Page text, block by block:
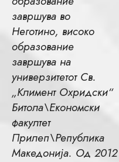
завршува во
Неготино, високо
образование
завршува на
универзитетот Св.
„Климент Охридски“
Битола\Економски
факултет
Прилеп\Република
Македонија. Од 2012